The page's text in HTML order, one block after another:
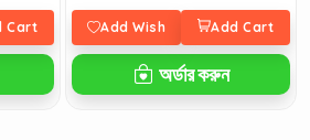
Cart Add Wish Add Cart
অর্ডার করুন